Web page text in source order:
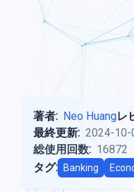
著者: Neo Huangレ
最終更新: 2024-10-
総使用回数: 16872
タグ:
Banking